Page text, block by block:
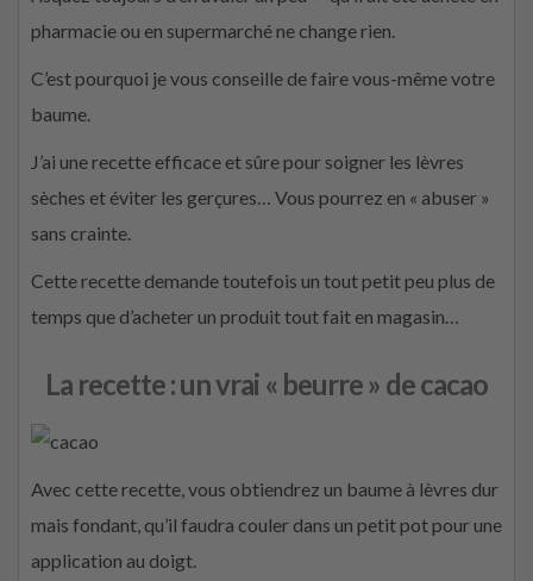
pharmacie ou en supermarché ne change rien.
C’est pourquoi je vous conseille de faire vous-même votre
baume.
J’ai une recette efficace et sûre pour soigner les lèvres
sèches et éviter les gerçures… Vous pourrez en « abuser »
sans crainte.
Cette recette demande toutefois un tout petit peu plus de
temps que d’acheter un produit tout fait en magasin…
La recette : un vrai « beurre » de cacao
Avec cette recette, vous obtiendrez un baume à lèvres dur
mais fondant, qu’il faudra couler dans un petit pot pour une
application au doigt.